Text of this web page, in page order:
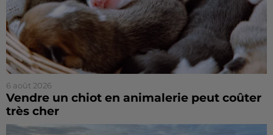
6 août 2026
Vendre un chiot en animalerie peut coûter
très cher